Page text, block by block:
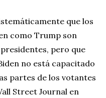
que los
como Trump son
pero que
no está capacitado
partes de los votantes
Street Journal en